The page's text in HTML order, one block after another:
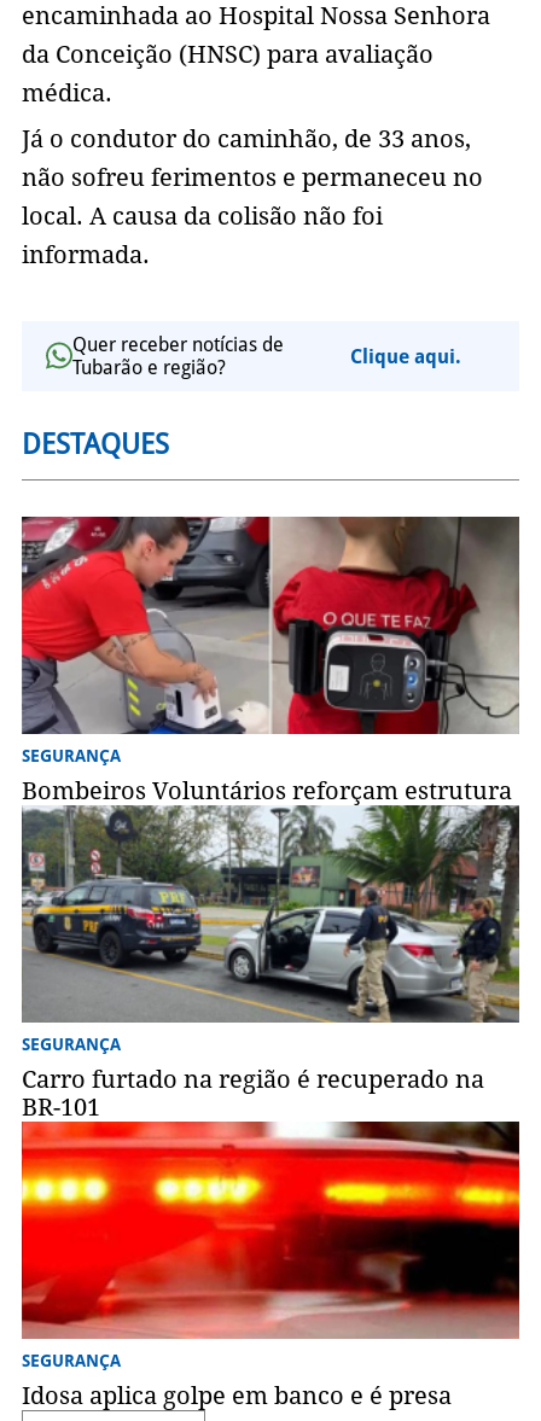
encaminhada ao Hospital Nossa Senhora
da Conceição (HNSC) para avaliação
médica.
Já o condutor do caminhão, de 33 anos,
não sofreu ferimentos e permaneceu no
local. A causa da colisão não foi
informada.
Quer receber notícias de
Tubarão e região?
Clique aqui.
DESTAQUES
SEGURANÇA
Bombeiros Voluntários reforçam estrutura
SEGURANÇA
Carro furtado na região é recuperado na
BR-101
SEGURANÇA
Idosa aplica golpe em banco e é presa